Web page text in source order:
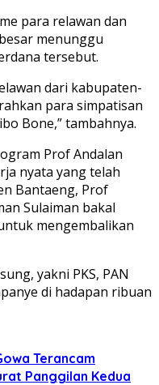
para relawan dan
menunggu
tersebut.
dari kabupaten-
para simpatisan
Bone,” tambahnya.
Prof Andalan
nyata yang telah
Bantaeng, Prof
Sulaiman bakal
mengembalikan
yakni PKS, PAN
di hadapan ribuan
Terancam
Panggilan Kedua